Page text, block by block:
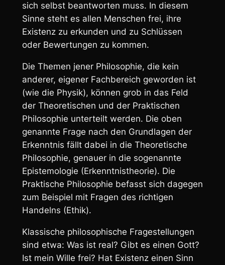
sich selbst beantworten muss. In diesem
Sinne steht es allen Menschen frei, ihre
Existenz zu erkunden und zu Schlüssen
oder Bewertungen zu kommen.
Die Themen jener Philosophie, die kein
anderer, eigener Fachbereich geworden ist
(wie die Physik), können grob in das Feld
der Theoretischen und der Praktischen
Philosophie unterteilt werden. Die oben
genannte Frage nach den Grundlagen der
Erkenntnis fällt dabei in die Theoretische
Philosophie, genauer in die sogenannte
Epistemologie (Erkenntnistheorie). Die
Praktische Philosophie befasst sich dagegen
zum Beispiel mit Fragen des richtigen
Handelns (Ethik).
Klassische philosophische Fragestellungen
sind etwa: Was ist real? Gibt es einen Gott?
Ist mein Wille frei? Hat Existenz einen Sinn